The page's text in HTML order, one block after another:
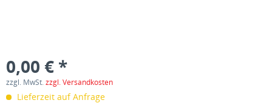
0,00 € *
zzgl. MwSt.zzgl. Versandkosten
Lieferzeit auf Anfrage